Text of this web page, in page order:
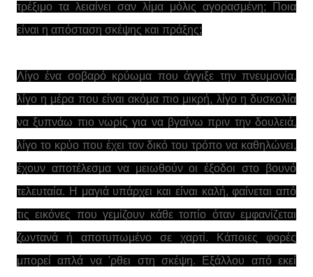
τρέξιμο τα λειαίνει σαν λίμα μόλις αγορασμένη; Ποια
είναι η απόσταση σκέψης και πράξης;
Λίγο ένα σοβαρό κρύωμα που άγγιξε την πνευμονία,
λίγο η μέρα που είναι ακόμα πιο μικρή, λίγο η δυσκολία
να ξυπνάω πιο νωρίς για να βγαίνω πριν την δουλειά,
λίγο το κρύο που έχει τον δικό του τρόπο να καθηλώνει,
έχουν αποτέλεσμα να μειωθούν οι έξοδοι στο βουνό
τελευταία. Η μαγιά υπάρχει και είναι καλή, φαίνεται από
τις εικόνες που γεμίζουν κάθε τοπίο όταν εμφανίζεται
ζωντανά ή αποτυπωμένο σε χαρτί. Κάποιες φορές
μπορεί απλά να 'ρθει στη σκέψη. Εξάλλου από εκεί